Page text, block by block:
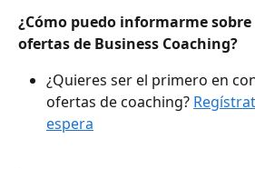
¿Cómo puedo informarme
ofertas de Business Coaching?
¿Quieres ser el primero en
ofertas de coaching?
espera